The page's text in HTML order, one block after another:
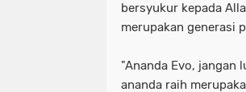
bersyukur kepada
merupakan generasi
"Ananda Evo, jangan
ananda raih